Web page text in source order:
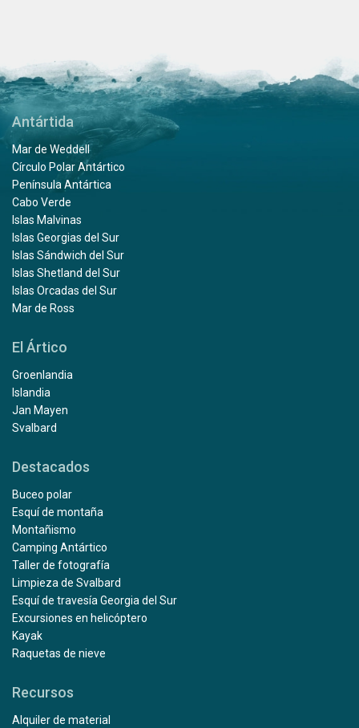
Antártida
Mar de Weddell
Círculo Polar Antártico
Península Antártica
Cabo Verde
Islas Malvinas
Islas Georgias del Sur
Islas Sándwich del Sur
Islas Shetland del Sur
Islas Orcadas del Sur
Mar de Ross
El Ártico
Groenlandia
Islandia
Jan Mayen
Svalbard
Destacados
Buceo polar
Esquí de montaña
Montañismo
Camping Antártico
Taller de fotografía
Limpieza de Svalbard
Esquí de travesía Georgia del Sur
Excursiones en helicóptero
Kayak
Raquetas de nieve
Recursos
Alquiler de material